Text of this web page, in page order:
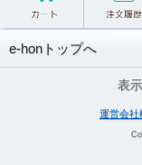
e-honトップへ
表示
運営会社